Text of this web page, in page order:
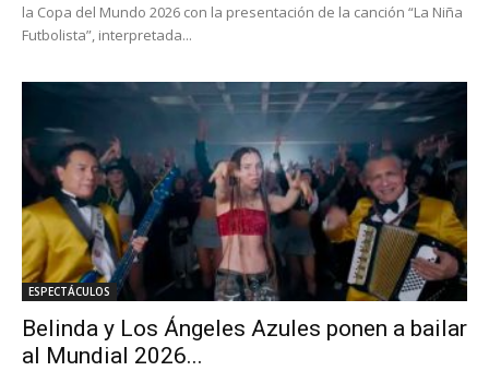
la Copa del Mundo 2026 con la presentación de la canción “La Niña
Futbolista”, interpretada...
ESPECTÁCULOS
Belinda y Los Ángeles Azules ponen a bailar
al Mundial 2026...